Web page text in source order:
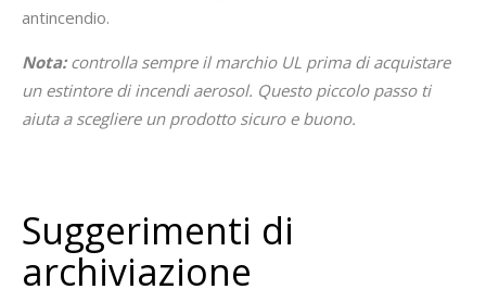
antincendio.
Nota:controlla sempre il marchio UL prima di acquistare
un estintore di incendi aerosol. Questo piccolo passo ti
aiuta a scegliere un prodotto sicuro e buono.
Suggerimenti di
archiviazione